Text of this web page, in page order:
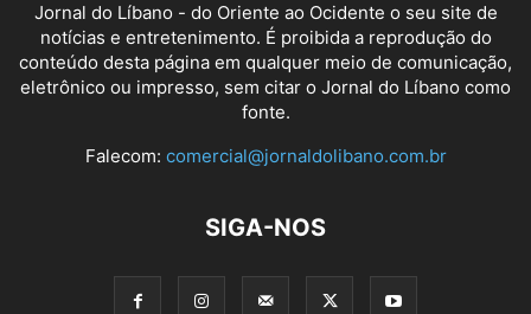
Jornal do Líbano - do Oriente ao Ocidente o seu site de
notícias e entretenimento. É proibida a reprodução do
conteúdo desta página em qualquer meio de comunicação,
eletrônico ou impresso, sem citar o Jornal do Líbano como
fonte.
Falecom: comercial@jornaldolibano.com.br
SIGA-NOS